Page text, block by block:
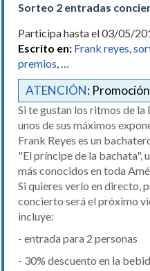
Sorteo 2 entradas
Participa hasta el 03/05/
Escrito en: Frank reyes,
premios, …
ATENCIÓN:
Si te gustan los ritmos de la
unos de sus máximos
Frank Reyes es un
"El príncipe de la bachata",
más conocidos en toda
Si quieres verlo en directo,
concierto será el próximo
incluye:
- entrada para 2 personas
- 30% descuento en la